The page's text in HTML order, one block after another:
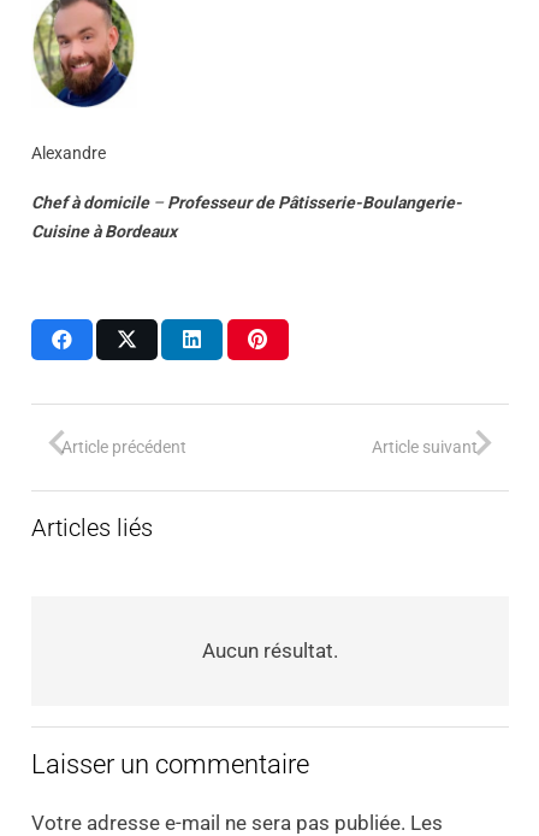
Alexandre
Chef à domicile–Professeur de Pâtisserie-Boulangerie-
Cuisine à Bordeaux
Article précédent Article suivant
Articles liés
Aucun résultat.
Laisser un commentaire
Votre adresse e-mail ne sera pas publiée. Les